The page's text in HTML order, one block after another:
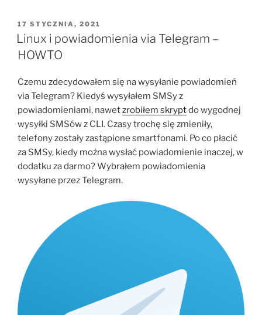
OPUBLIKOWANE
W
17 STYCZNIA, 2021
Linux i powiadomienia via Telegram –
HOWTO
Czemu zdecydowałem się na wysyłanie powiadomień
via Telegram? Kiedyś wysyłałem SMSy z
powiadomieniami, nawetzrobiłem skryptdo wygodnej
wysyłki SMSów z CLI. Czasy trochę się zmieniły,
telefony zostały zastąpione smartfonami. Po co płacić
za SMSy, kiedy można wysłać powiadomienie inaczej, w
dodatku za darmo? Wybrałem powiadomienia
wysyłane przez Telegram.